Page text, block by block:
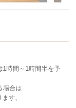
1時間～1時間半を予
場合は
す。